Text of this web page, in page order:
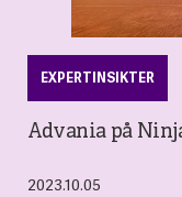
EXPERTINSIKTER
Advania på
2023.10.05